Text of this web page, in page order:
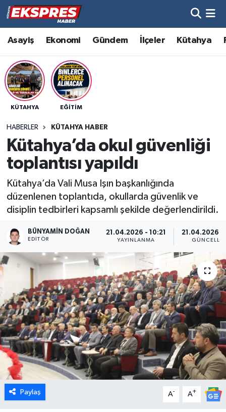
Asayiş Ekonomi Gündem İlçeler Kütahya
KÜTAHYA EĞITIM
HABERLER KÜTAHYA HABER
Kütahya’da okul güvenliği
toplantısı yapıldı
Kütahya’da Vali Musa Işın başkanlığında
düzenlenen toplantıda, okullarda güvenlik ve
disiplin tedbirleri kapsamlı şekilde değerlendirildi.
BÜNYAMIN DOĞAN
EDITÖR
21.04.2026 - 10:21
YAYINLANMA
21.04.2026 -
Paylaş A- A+
Altıntaş
Asayiş
Aslanapa
Bölge
Çavdarhisar
Domaniç
Eğitim
Ekonomi
Emet
Foto Galeri
Gediz
Genel
Hava Durumu
Trafik Durumu
Süper Lig Puan Durumu ve Fikstür
Son Dakika Haberleri
Haber Arşivi